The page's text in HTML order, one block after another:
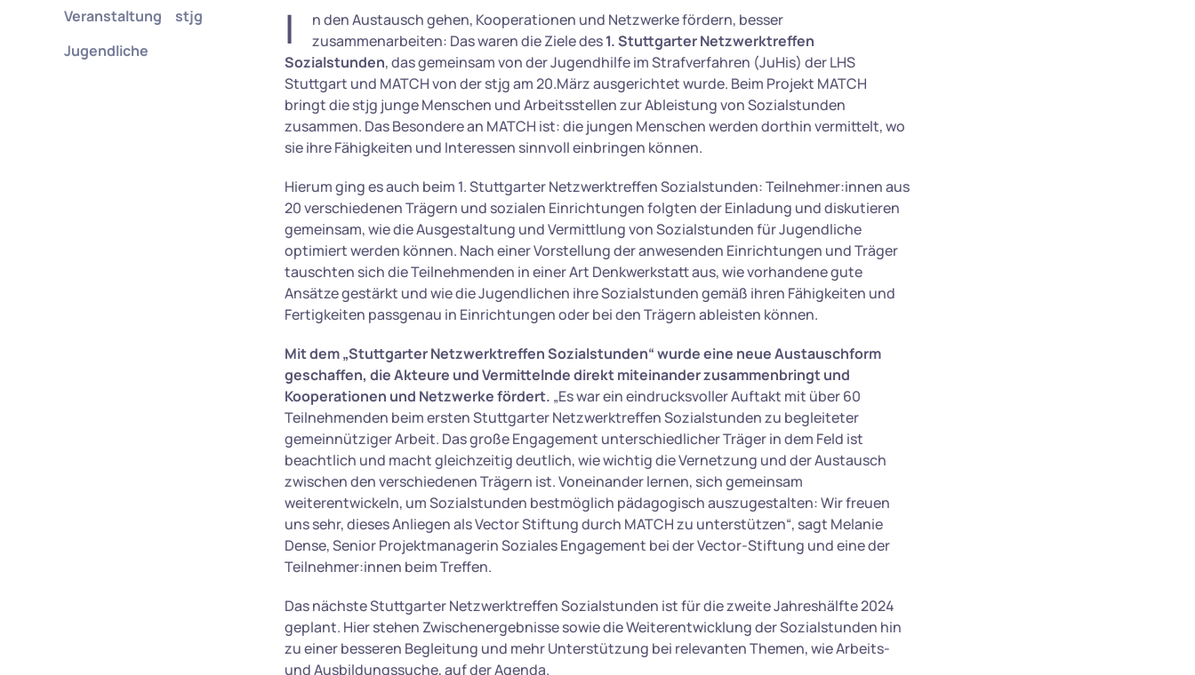
Veranstaltung
stjg
Jugendliche
I
n den Austausch gehen, Kooperationen und Netzwerke fördern, besser
zusammenarbeiten: Das waren die Ziele des1. Stuttgarter Netzwerktreffen
Sozialstunden, das gemeinsam von der Jugendhilfe im Strafverfahren (JuHis) der LHS
Stuttgart und MATCH von der stjg am 20.März ausgerichtet wurde. Beim Projekt MATCH
bringt die stjg junge Menschen und Arbeitsstellen zur Ableistung von Sozialstunden
zusammen. Das Besondere an MATCH ist: die jungen Menschen werden dorthin vermittelt, wo
sie ihre Fähigkeiten und Interessen sinnvoll einbringen können.
Hierum ging es auch beim 1. Stuttgarter Netzwerktreffen Sozialstunden: Teilnehmer:innen aus
20 verschiedenen Trägern und sozialen Einrichtungen folgten der Einladung und diskutieren
gemeinsam, wie die Ausgestaltung und Vermittlung von Sozialstunden für Jugendliche
optimiert werden können. Nach einer Vorstellung der anwesenden Einrichtungen und Träger
tauschten sich die Teilnehmenden in einer Art Denkwerkstatt aus, wie vorhandene gute
Ansätze gestärkt und wie die Jugendlichen ihre Sozialstunden gemäß ihren Fähigkeiten und
Fertigkeiten passgenau in Einrichtungen oder bei den Trägern ableisten können.
Mit dem „Stuttgarter Netzwerktreffen Sozialstunden“ wurde eine neue Austauschform
geschaffen, die Akteure und Vermittelnde direkt miteinander zusammenbringt und
Kooperationen und Netzwerke fördert. „Es war ein eindrucksvoller Auftakt mit über 60
Teilnehmenden beim ersten Stuttgarter Netzwerktreffen Sozialstunden zu begleiteter
gemeinnütziger Arbeit. Das große Engagement unterschiedlicher Träger in dem Feld ist
beachtlich und macht gleichzeitig deutlich, wie wichtig die Vernetzung und der Austausch
zwischen den verschiedenen Trägern ist. Voneinander lernen, sich gemeinsam
weiterentwickeln, um Sozialstunden bestmöglich pädagogisch auszugestalten: Wir freuen
uns sehr, dieses Anliegen als Vector Stiftung durch MATCH zu unterstützen“, sagt Melanie
Dense, Senior Projektmanagerin Soziales Engagement bei der Vector-Stiftung und eine der
Teilnehmer:innen beim Treffen.
Das nächste Stuttgarter Netzwerktreffen Sozialstunden ist für die zweite Jahreshälfte 2024
geplant. Hier stehen Zwischenergebnisse sowie die Weiterentwicklung der Sozialstunden hin
zu einer besseren Begleitung und mehr Unterstützung bei relevanten Themen, wie Arbeits-
und Ausbildungssuche, auf der Agenda.